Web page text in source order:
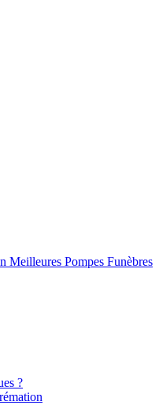
Meilleures Pompes Funèbres
?